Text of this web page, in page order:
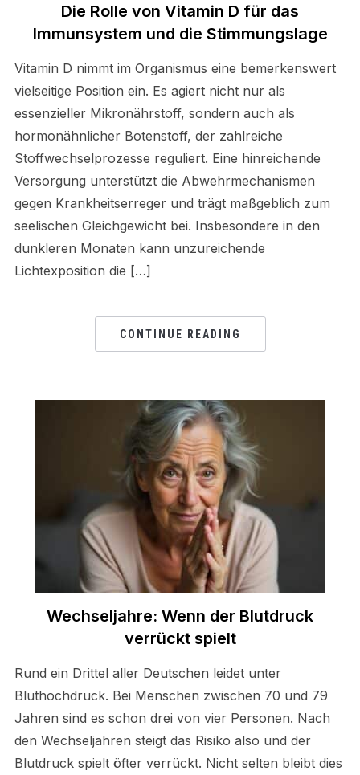
Die Rolle von Vitamin D für das
Immunsystem und die Stimmungslage
Vitamin D nimmt im Organismus eine bemerkenswert
vielseitige Position ein. Es agiert nicht nur als
essenzieller Mikronährstoff, sondern auch als
hormonähnlicher Botenstoff, der zahlreiche
Stoffwechselprozesse reguliert. Eine hinreichende
Versorgung unterstützt die Abwehrmechanismen
gegen Krankheitserreger und trägt maßgeblich zum
seelischen Gleichgewicht bei. Insbesondere in den
dunkleren Monaten kann unzureichende
Lichtexposition die […]
CONTINUE READING
Wechseljahre: Wenn der Blutdruck
verrückt spielt
Rund ein Drittel aller Deutschen leidet unter
Bluthochdruck. Bei Menschen zwischen 70 und 79
Jahren sind es schon drei von vier Personen. Nach
den Wechseljahren steigt das Risiko also und der
Blutdruck spielt öfter verrückt. Nicht selten bleibt dies